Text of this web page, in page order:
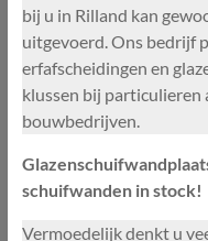
bij u in Rilland kan
uitgevoerd. Ons bedrijf
erfafscheidingen en
klussen bij particulieren
bouwbedrijven.
schuifwanden in stock!
Vermoedelijk denkt u